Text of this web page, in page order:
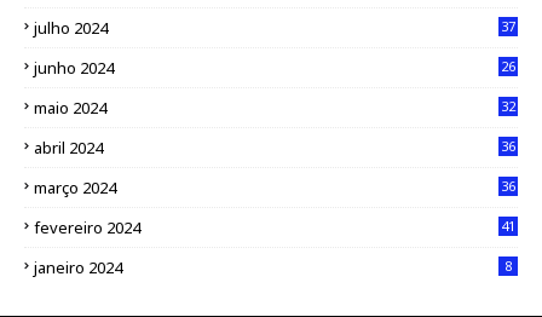
julho 2024 37
junho 2024 26
maio 2024 32
abril 2024 36
março 2024 36
fevereiro 2024 41
janeiro 2024 8